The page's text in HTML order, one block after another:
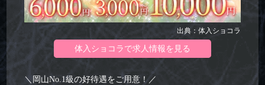
出典：体入ショコラ
体入ショコラで求人情報を見る
＼岡山No.1級の好待遇をご用意！／